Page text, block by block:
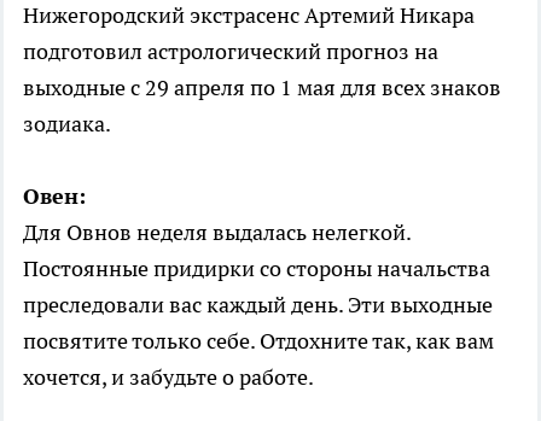
Нижегородский экстрасенс Артемий Никара
подготовил астрологический прогноз на
выходные с 29 апреля по 1 мая для всех знаков
зодиака.
Овен:
Для Овнов неделя выдалась нелегкой.
Постоянные придирки со стороны начальства
преследовали вас каждый день. Эти выходные
посвятите только себе. Отдохните так, как вам
хочется, и забудьте о работе.